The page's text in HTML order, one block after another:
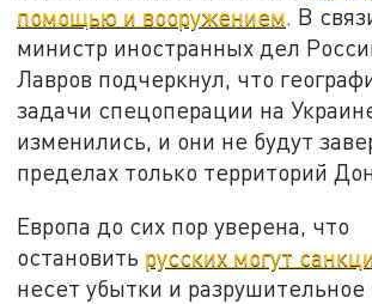
помощью и вооружением . В
министр иностранных дел
Лавров подчеркнул, что
задачи спецоперации на
изменились, и они не будут
пределах только территорий
Европа до сих пор уверена, что
остановить русских могут
несет убытки и разрушительное